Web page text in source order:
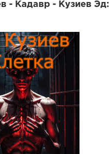
- Кадавр - Кузиев Эд: